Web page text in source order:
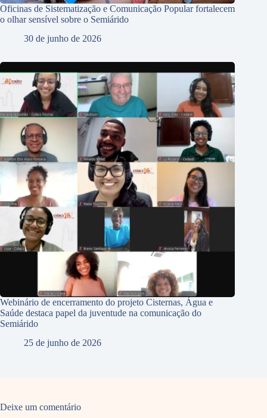
Oficinas de Sistematização e Comunicação Popular fortalecem
o olhar sensível sobre o Semiárido
30 de junho de 2026
Webinário de encerramento do projeto Cisternas, Água e
Saúde destaca papel da juventude na comunicação do
Semiárido
25 de junho de 2026
Deixe um comentário